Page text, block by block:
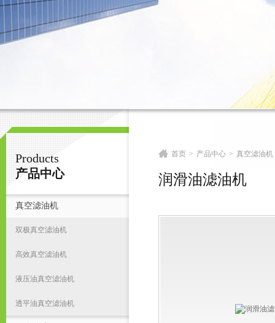
扬州志力电气科技有限公司/扬州高压测试仪
Products
产品中心
真空滤油机
双极真空滤油机
高效真空滤油机
液压油真空滤油机
透平油真空滤油机
首页 > 产品中心 > 真空滤油机
润滑油滤油机